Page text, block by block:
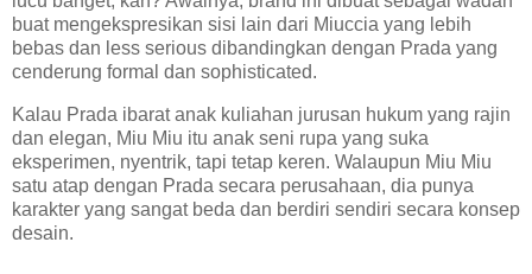
buat mengekspresikan sisi lain dari Miuccia yang lebih
bebas dan less serious dibandingkan dengan Prada yang
cenderung formal dan sophisticated.
Kalau Prada ibarat anak kuliahan jurusan hukum yang rajin
dan elegan, Miu Miu itu anak seni rupa yang suka
eksperimen, nyentrik, tapi tetap keren. Walaupun Miu Miu
satu atap dengan Prada secara perusahaan, dia punya
karakter yang sangat beda dan berdiri sendiri secara konsep
desain.